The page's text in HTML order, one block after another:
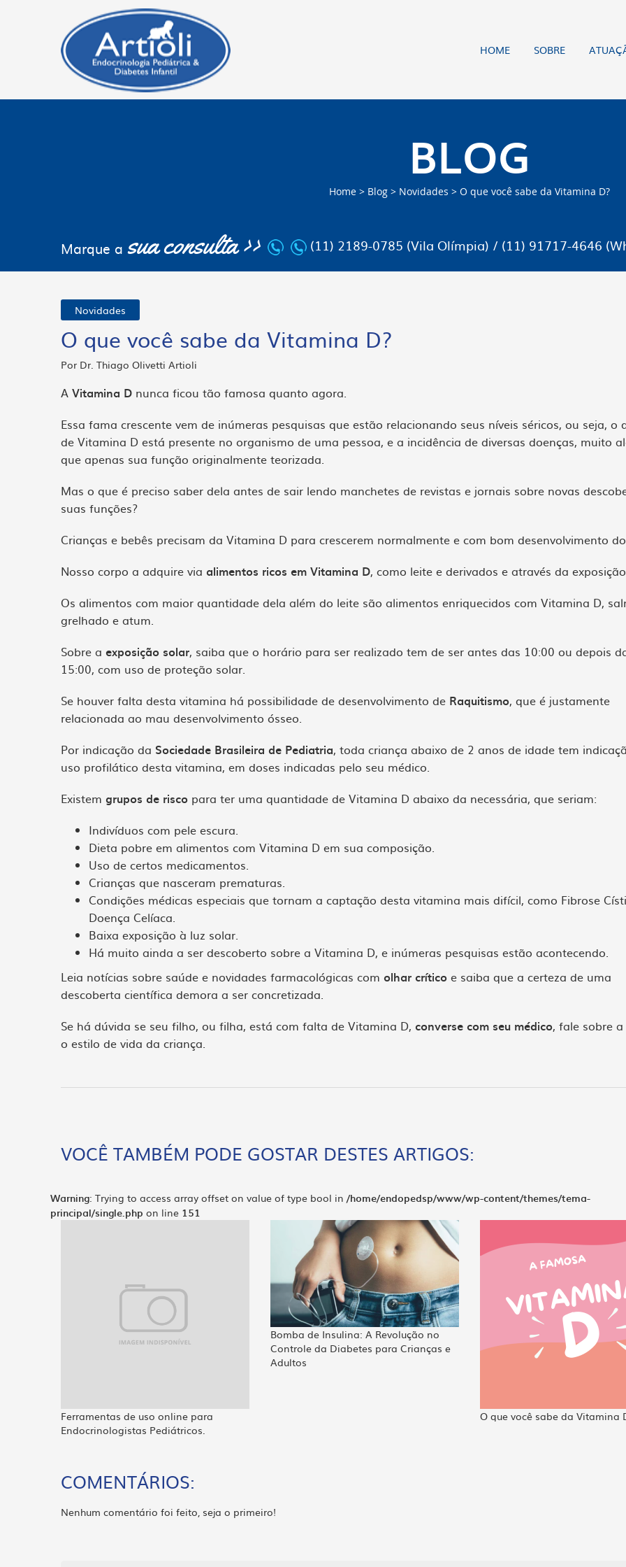
HOME SOBRE
BLOG
Home > Blog > Novidades > O que você sabe da Vitamina D?
Marque a sua consulta >> (11) 2189-0785 (Vila Olímpia) / (11) 91717-4646
Novidades
O que você sabe da Vitamina D?
Por Dr. Thiago Olivetti Artioli
A Vitamina D nunca ficou tão famosa quanto agora.
Essa fama crescente vem de inúmeras pesquisas que estão relacionando seus níveis séricos, ou seja, o
de Vitamina D está presente no organismo de uma pessoa, e a incidência de diversas doenças, muito
que apenas sua função originalmente teorizada.
Mas o que é preciso saber dela antes de sair lendo manchetes de revistas e jornais sobre novas
suas funções?
Crianças e bebês precisam da Vitamina D para crescerem normalmente e com bom desenvolvimento
Nosso corpo a adquire via alimentos ricos em Vitamina D, como leite e derivados e através da
Os alimentos com maior quantidade dela além do leite são alimentos enriquecidos com Vitamina D,
grelhado e atum.
Sobre a exposição solar, saiba que o horário para ser realizado tem de ser antes das 10:00 ou depois
15:00, com uso de proteção solar.
Se houver falta desta vitamina há possibilidade de desenvolvimento de Raquitismo, que é justamente
relacionada ao mau desenvolvimento ósseo.
Por indicação da Sociedade Brasileira de Pediatria, toda criança abaixo de 2 anos de idade tem
uso profilático desta vitamina, em doses indicadas pelo seu médico.
Existem grupos de risco para ter uma quantidade de Vitamina D abaixo da necessária, que seriam:
Indivíduos com pele escura.
Dieta pobre em alimentos com Vitamina D em sua composição.
Uso de certos medicamentos.
Crianças que nasceram prematuras.
Condições médicas especiais que tornam a captação desta vitamina mais difícil, como Fibrose
Doença Celíaca.
Baixa exposição à luz solar.
Há muito ainda a ser descoberto sobre a Vitamina D, e inúmeras pesquisas estão acontecendo.
Leia notícias sobre saúde e novidades farmacológicas com olhar crítico e saiba que a certeza de uma
descoberta científica demora a ser concretizada.
Se há dúvida se seu filho, ou filha, está com falta de Vitamina D, converse com seu médico, fale sobre
o estilo de vida da criança.
VOCÊ TAMBÉM PODE GOSTAR DESTES ARTIGOS:
Warning: Trying to access array offset on value of type bool in /home/endopedsp/www/wp-content/themes/tema-
principal/single.php on line 151
Ferramentas de uso online para
Endocrinologistas Pediátricos.
Bomba de Insulina: A Revolução no
Controle da Diabetes para Crianças e
Adultos
O que você sabe da Vitamina
COMENTÁRIOS:
Nenhum comentário foi feito, seja o primeiro!